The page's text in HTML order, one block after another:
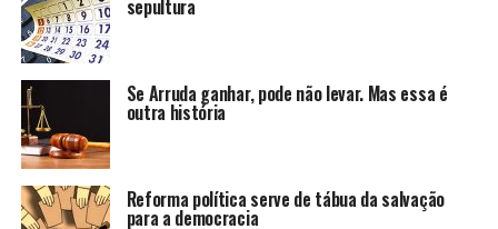
sepultura
Se Arruda ganhar, pode não levar. Mas essa é
outra história
Reforma política serve de tábua da salvação
para a democracia